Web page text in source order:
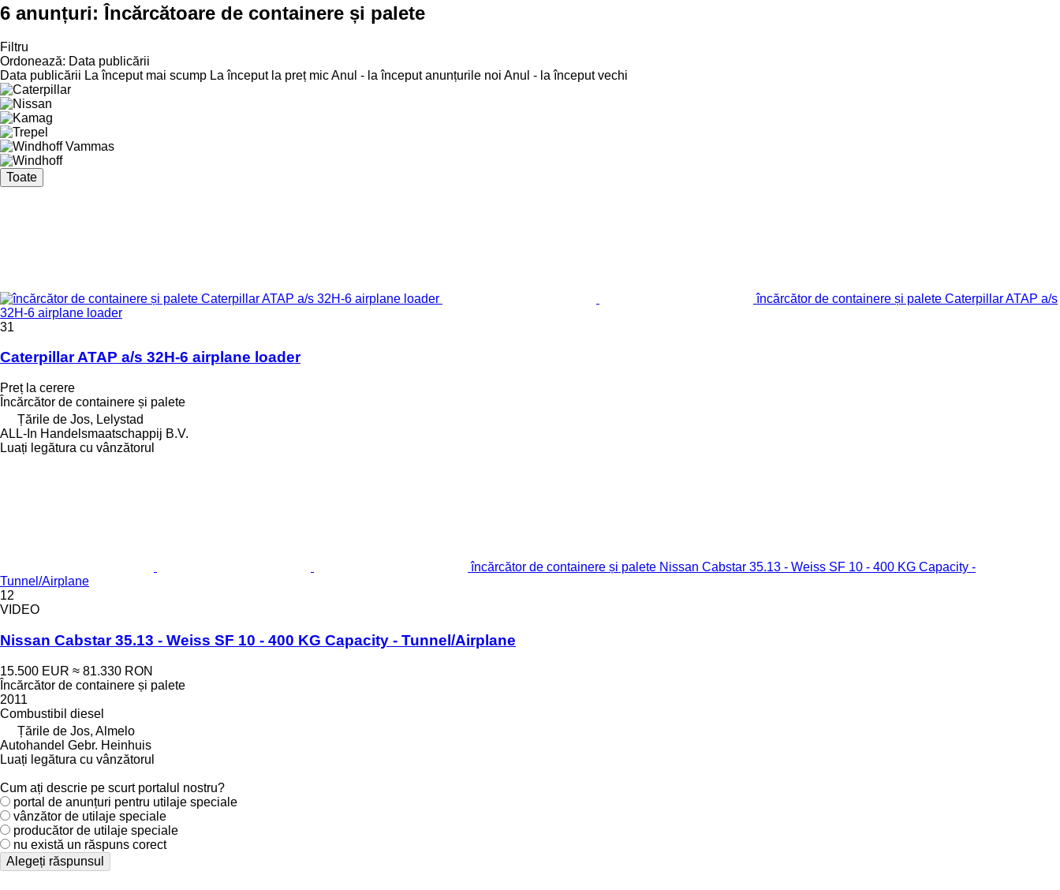
6 anunțuri:Încărcătoare de containere și palete
Filtru
Ordonează: Data publicării
Data publicării La început mai scump La început la preț micAnul - la început anunțurile noi Anul - la început vechi
Toate
încărcător de containere și palete Caterpillar ATAP a/s
32H-6 airplane loader
31
Caterpillar ATAP a/s 32H-6 airplane loader
Preț la cerere
Încărcător de containere și palete
Țările de Jos, Lelystad
ALL-In Handelsmaatschappij B.V.
Luați legătura cu vânzătorul
încărcător de containere și palete Nissan Cabstar 35.13 - Weiss SF 10 - 400 KG Capacity -
Tunnel/Airplane
12
VIDEO
Nissan Cabstar 35.13 - Weiss SF 10 - 400 KG Capacity - Tunnel/Airplane
15.500 EUR ≈ 81.330 RON
Încărcător de containere și palete
2011
Combustibil diesel
Țările de Jos, Almelo
Autohandel Gebr. Heinhuis
Luați legătura cu vânzătorul
Cum ați descrie pe scurt portalul nostru?
portal de anunțuri pentru utilaje speciale
vânzător de utilaje speciale
producător de utilaje speciale
nu există un răspuns corect
Alegeți răspunsul